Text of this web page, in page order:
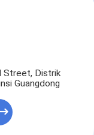
Street, Distrik
Guangdong